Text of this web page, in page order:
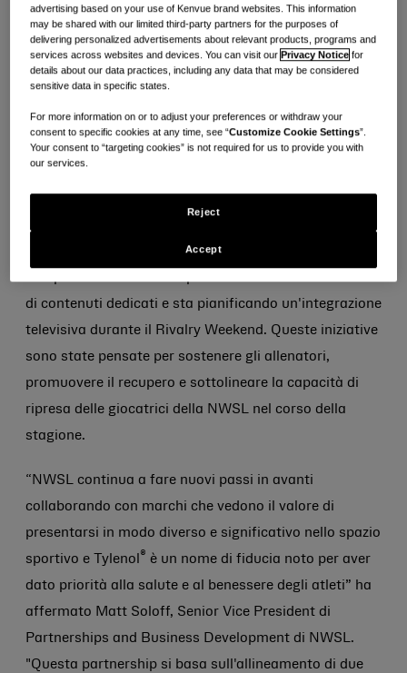
raccomandato dai medici, darà vita al suo impegno per
la cura durante tutta la stagione. Il marchio rifornirà e
branderà le borse sportive della lega, riceverà diritti di
marketing esclusivi per tutta la stagione e aumenterà
la consapevolezza per il sollievo dal dolore con una
solida integrazione durante i momenti chiave, tra cui il
agosto). Sul posto, Tylenol ®
evidenza la segnaletica in tutte le partite del
di contenuti dedicati e sta pianificando un'integrazione
televisiva durante il Rivalry Weekend. Queste iniziative
sono state pensate per sostenere gli allenatori,
promuovere il recupero e sottolineare la capacità di
ripresa delle giocatrici della NWSL nel corso della
stagione.
“NWSL continua a fare nuovi passi in avanti
collaborando con marchi che vedono il valore di
presentarsi in modo diverso e significativo nello spazio
sportivo e Tylenol ® è un nome di fiducia noto per aver
dato priorità alla salute e al benessere degli atleti” ha
affermato Matt Soloff, Senior Vice President di
Partnerships and Business Development di NWSL.
"Questa partnership si basa sull'allineamento di due
advertising based on your use of Kenvue brand websites. This information
may be shared with our limited third-party partners for the purposes of
delivering personalized advertisements about relevant products, programs and
services across websites and devices. You can visit our Privacy Notice for
details about our data practices, including any data that may be considered
sensitive data in specific states.
For more information on or to adjust your preferences or withdraw your
consent to specific cookies at any time, see “Customize Cookie Settings”.
Your consent to “targeting cookies” is not required for us to provide you with
our services.
Reject
Accept